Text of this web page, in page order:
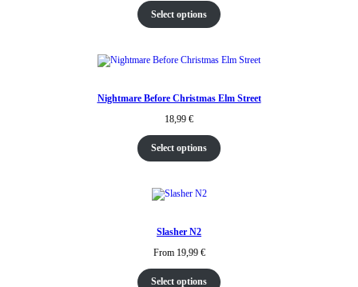
Select options
Nightmare Before Christmas Elm Street
18,99 €
Select options
Slasher N2
From 19,99 €
Select options